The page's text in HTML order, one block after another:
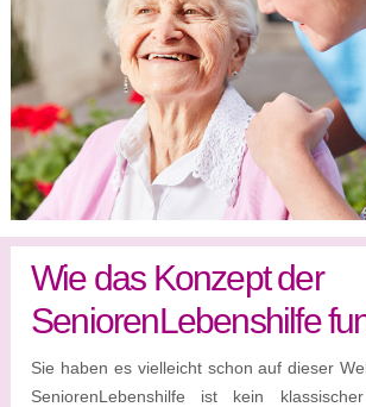
Wie das Konzept der
SeniorenLebenshilfe
Sie haben es vielleicht schon auf dieser
SeniorenLebenshilfe ist kein